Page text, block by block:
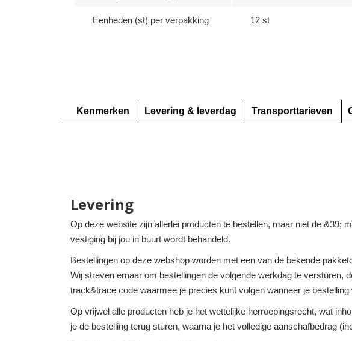
Eenheden (st) per verpakking 12 st
Kenmerken Levering & leverdag Transporttarieven
Levering
Op deze website zijn allerlei producten te bestellen, maar niet de &39;
vestiging bij jou in buurt wordt behandeld.
Bestellingen op deze webshop worden met een van de bekende
Wij streven ernaar om bestellingen de volgende werkdag te versturen,
track&trace code waarmee je precies kunt volgen wanneer je bestelling
Op vrijwel alle producten heb je het wettelijke herroepingsrecht, wat
je de bestelling terug sturen, waarna je het volledige aanschafbedrag